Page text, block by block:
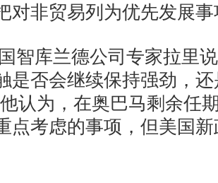
对非贸易列为优先发展
库兰德公司专家拉里说
是否会继续保持强劲，
认为，在奥巴马剩余任
点考虑的事项，但美国